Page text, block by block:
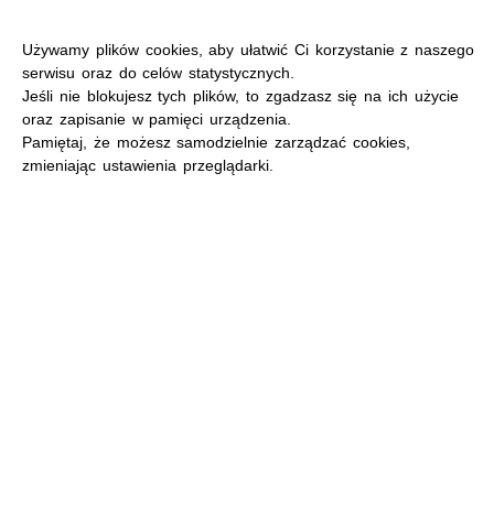
Używamy plików cookies, aby ułatwić Ci korzystanie z naszego
serwisu oraz do celów statystycznych.
Jeśli nie blokujesz tych plików, to zgadzasz się na ich użycie
oraz zapisanie w pamięci urządzenia.
Pamiętaj, że możesz samodzielnie zarządzać cookies,
zmieniając ustawienia przeglądarki.
MENU